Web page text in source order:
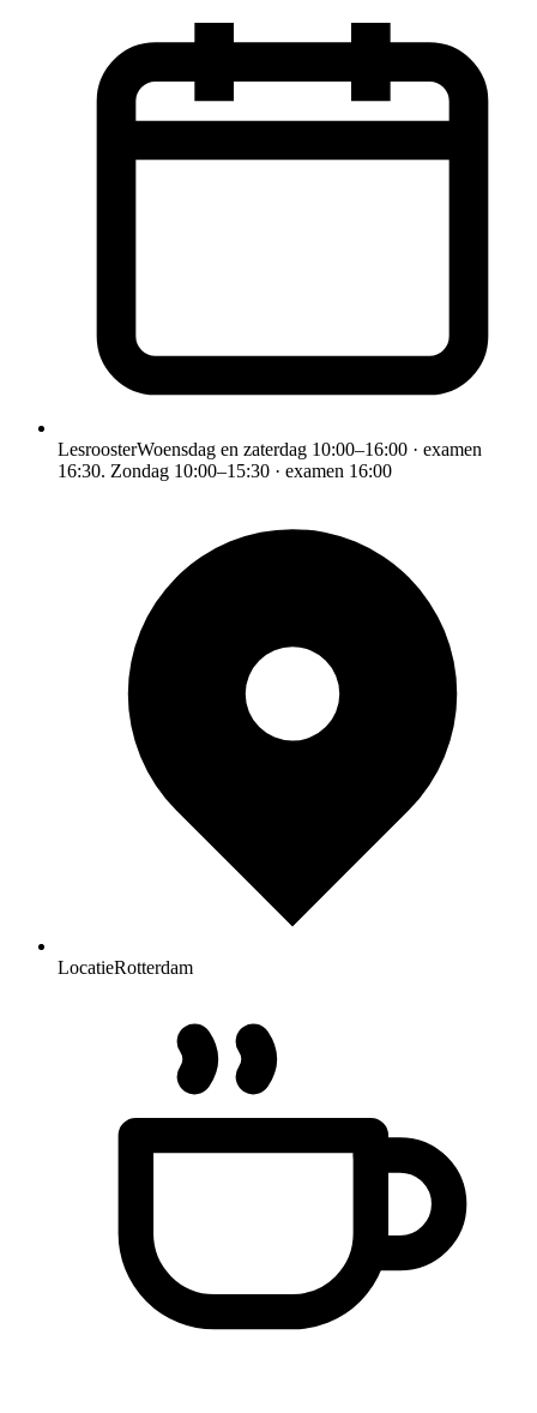
LesroosterWoensdag en zaterdag 10:00–16:00 · examen
16:30. Zondag 10:00–15:30 · examen 16:00
LocatieRotterdam